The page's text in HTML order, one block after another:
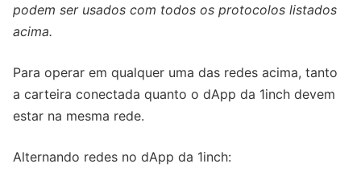
podem ser usados ​​com todos os protocolos listados
acima.
Para operar em qualquer uma das redes acima, tanto
a carteira conectada quanto o dApp da 1inch devem
estar na mesma rede.
Alternando redes no dApp da 1inch: